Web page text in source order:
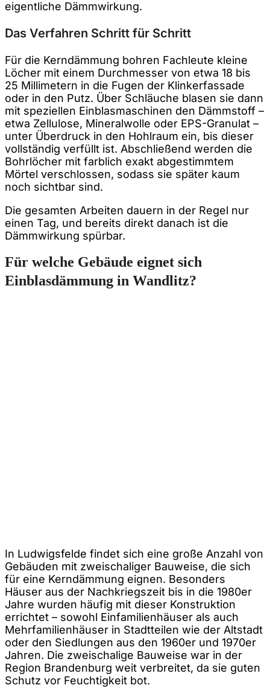
eigentliche Dämmwirkung.
Das Verfahren Schritt für Schritt
Für die Kerndämmung bohren Fachleute kleine
Löcher mit einem Durchmesser von etwa 18 bis
25 Millimetern in die Fugen der Klinkerfassade
oder in den Putz. Über Schläuche blasen sie dann
mit speziellen Einblasmaschinen den Dämmstoff –
etwa Zellulose, Mineralwolle oder EPS-Granulat –
unter Überdruck in den Hohlraum ein, bis dieser
vollständig verfüllt ist. Abschließend werden die
Bohrlöcher mit farblich exakt abgestimmtem
Mörtel verschlossen, sodass sie später kaum
noch sichtbar sind.
Die gesamten Arbeiten dauern in der Regel nur
einen Tag, und bereits direkt danach ist die
Dämmwirkung spürbar.
Für welche Gebäude eignet sich
Einblasdämmung in Wandlitz?
In Ludwigsfelde findet sich eine große Anzahl von
Gebäuden mit zweischaliger Bauweise, die sich
für eine Kerndämmung eignen. Besonders
Häuser aus der Nachkriegszeit bis in die 1980er
Jahre wurden häufig mit dieser Konstruktion
errichtet – sowohl Einfamilienhäuser als auch
Mehrfamilienhäuser in Stadtteilen wie der Altstadt
oder den Siedlungen aus den 1960er und 1970er
Jahren. Die zweischalige Bauweise war in der
Region Brandenburg weit verbreitet, da sie guten
Schutz vor Feuchtigkeit bot.